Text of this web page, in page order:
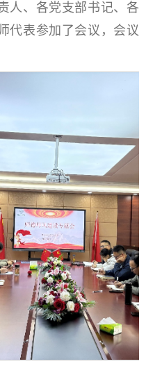
人、各党支部书记、各
代表参加了会议，会议